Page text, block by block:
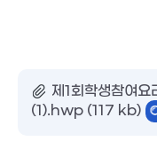
제1회학생참여
(1).hwp (117 kb)